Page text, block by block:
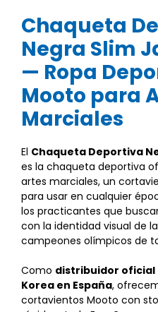
Chaqueta
Negra Slim
— Ropa
Mooto para
Marciales
El Chaqueta Deportiva
es la chaqueta deportiva
artes marciales, un
para usar en cualquier
los practicantes que
con la identidad visual de
campeones olímpicos de
Como distribuidor oficial
Korea en España,
cortavientos Mooto con